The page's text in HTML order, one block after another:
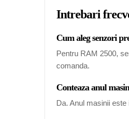
Intrebari
Cum aleg senzori
Pentru RAM 2500,
comanda.
Conteaza anul
Da. Anul masinii